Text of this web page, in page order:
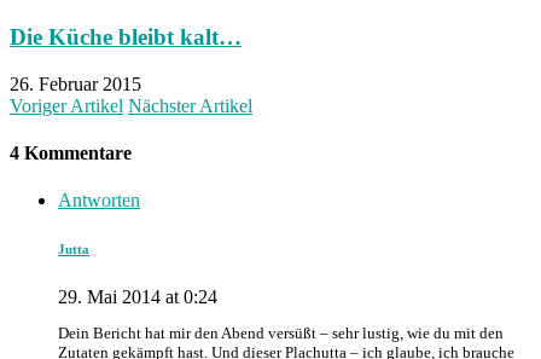
Die Küche bleibt kalt…
26. Februar 2015
Voriger Artikel Nächster Artikel
4 Kommentare
Antworten
Jutta
29. Mai 2014 at 0:24
Dein Bericht hat mir den Abend versüßt – sehr lustig, wie du mit den
Zutaten gekämpft hast. Und dieser Plachutta – ich glaube, ich brauche